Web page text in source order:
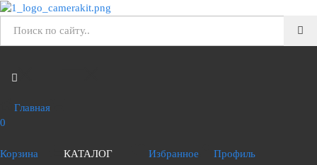
Главная
0
Корзина КАТАЛОГ Избранное Профиль